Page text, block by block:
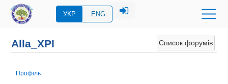
УКР ENG
Список форумів
Alla_XPI
Профіль